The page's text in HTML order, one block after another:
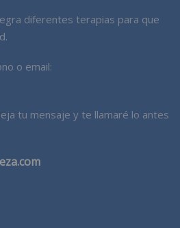
diferentes terapias para que
o email:
tu mensaje y te llamaré lo antes